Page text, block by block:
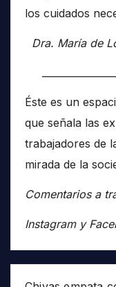
los cuidados
Dra. María de
Éste es un
que señala las
trabajadores de
mirada de la
Comentarios a
Instagram y